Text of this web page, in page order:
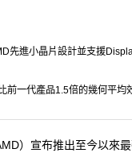
先進小晶片設計並支援
前一代產品1.5倍的幾何平均
）宣布推出至今以